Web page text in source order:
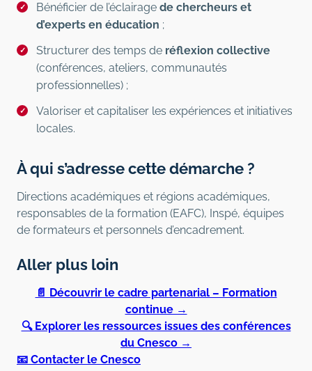
Bénéficier de l’éclairage de chercheurs et
d’experts en éducation ;
Structurer des temps de réflexion collective
(conférences, ateliers, communautés
professionnelles) ;
Valoriser et capitaliser les expériences et initiatives
locales.
À qui s’adresse cette démarche ?
Directions académiques et régions académiques,
responsables de la formation (EAFC), Inspé, équipes
de formateurs et personnels d’encadrement.
Aller plus loin
📄 Découvrir le cadre partenarial – Formation
continue →
🔍 Explorer les ressources issues des conférences
du Cnesco →
📧 Contacter le Cnesco